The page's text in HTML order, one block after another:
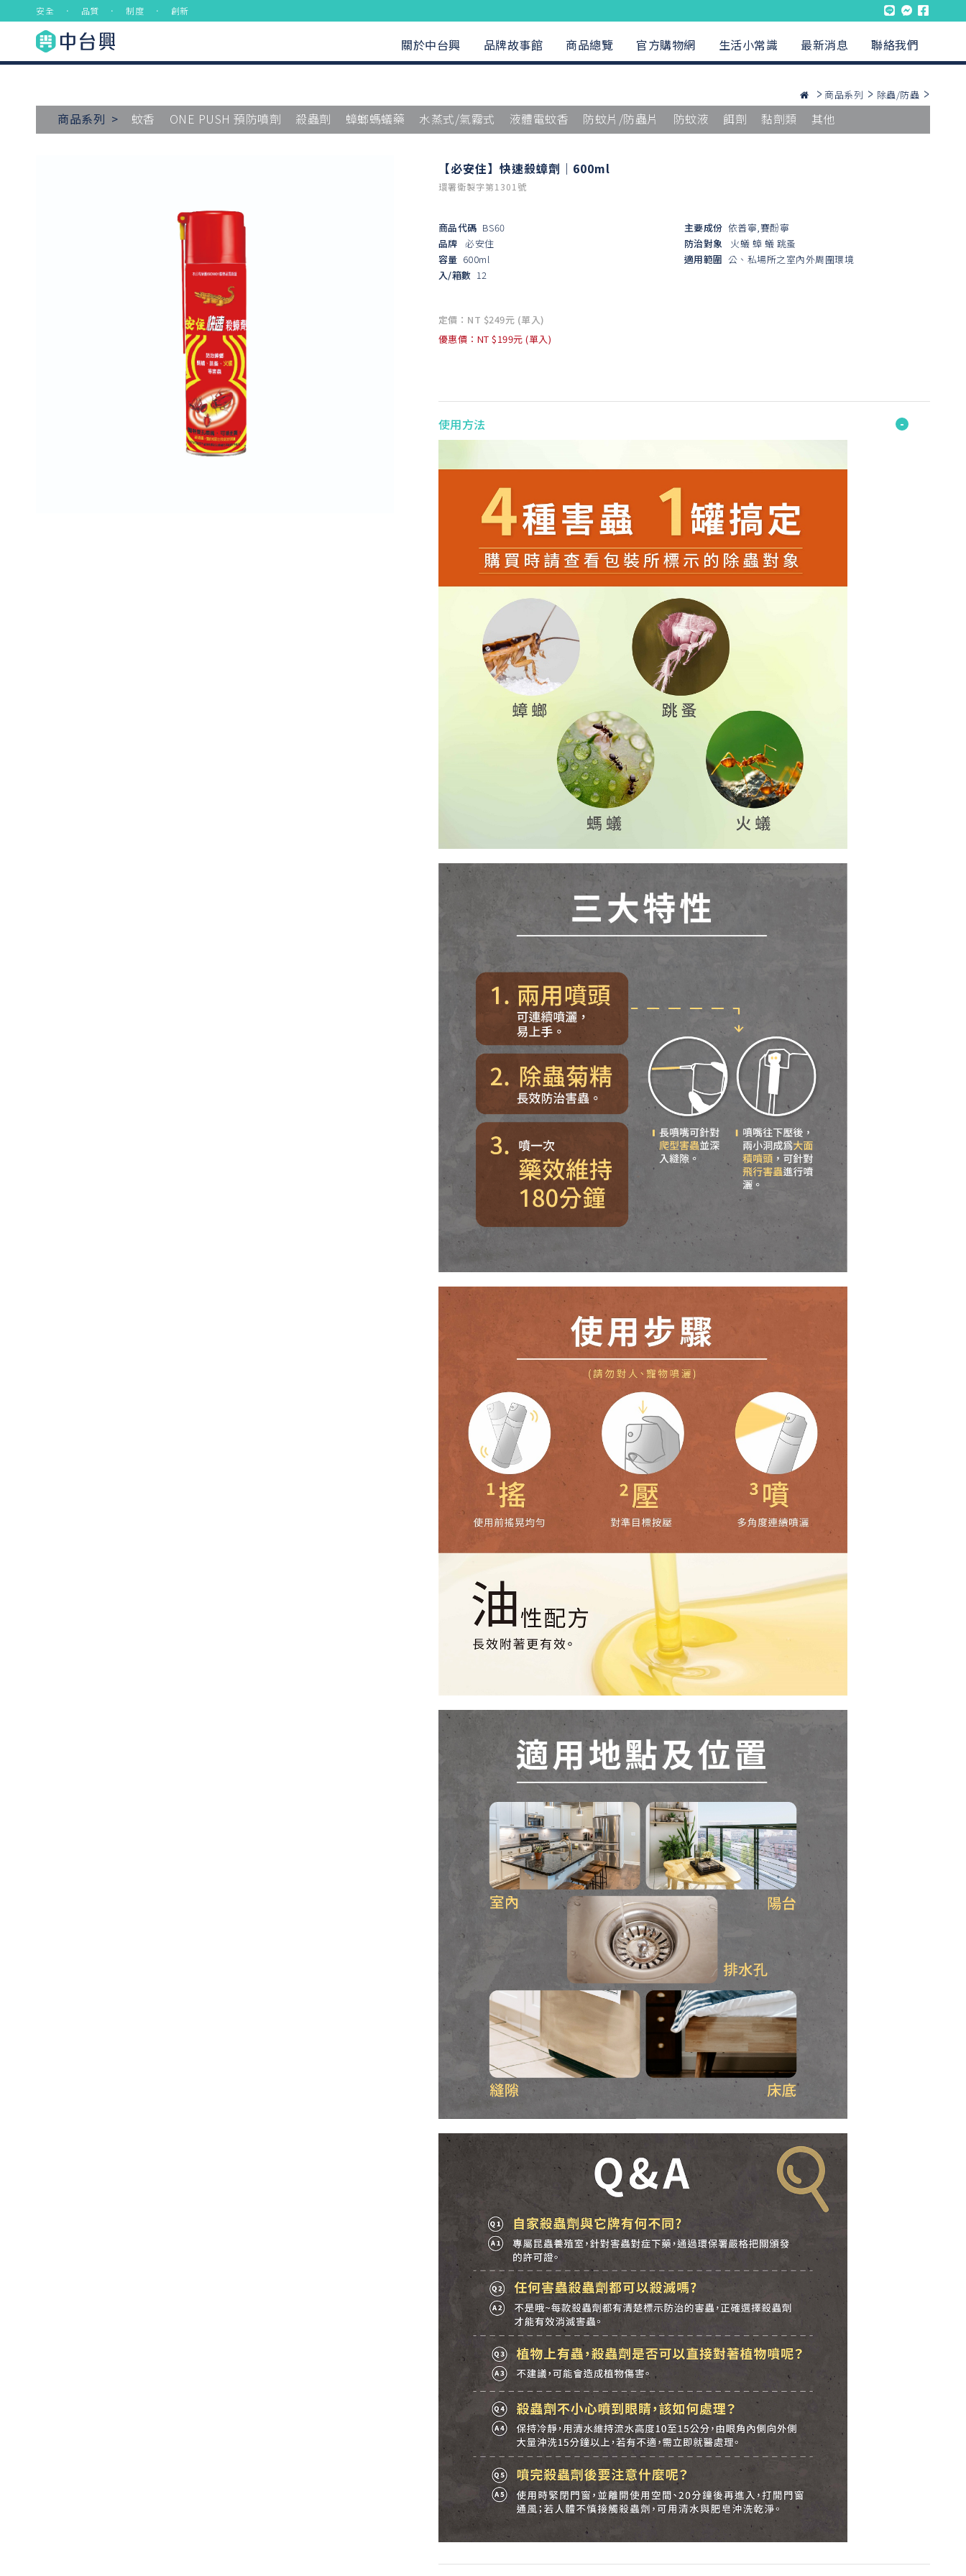
安全 ． 品質 ． 制度 ． 創新
關於中台興 品牌故事館 商品總覽 官方購物網 生活小常識 最新消息 聯絡我們
商品系列 除蟲/防蟲
商品系列 > 蚊香 ONE PUSH 預防噴劑 殺蟲劑 蟑螂螞蟻藥 水蒸式/氣霧式 液體電蚊香 防蚊片/防蟲片 防蚊液 餌劑 黏劑類 其他
【必安住】快速殺蟑劑｜600ml
環署衛製字第1301號
商品代碼 BS60
品牌 必安住
容量 600ml
入/箱數 12
主要成份 依普寧,賽酚寧
防治對象
火蟻 蟑 蟻 跳蚤
適用範圍 公、私場所之室內外周圍環境
定價：NT $249元 (單入)
優惠價：NT $199元 (單入)
使用方法